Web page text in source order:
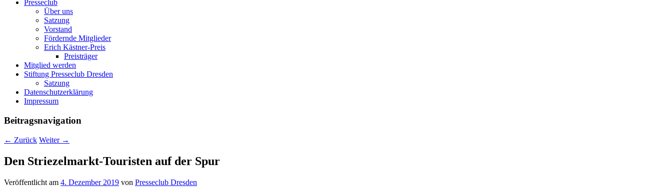
Presseclub
Über uns
Satzung
Vorstand
Fördernde Mitglieder
Erich Kästner-Preis
Preisträger
Mitglied werden
Stiftung Presseclub Dresden
Satzung
Datenschutzerklärung
Impressum
Beitragsnavigation
← Zurück Weiter →
Den Striezelmarkt-Touristen auf der Spur
Veröffentlicht am 4. Dezember 2019 von Presseclub Dresden